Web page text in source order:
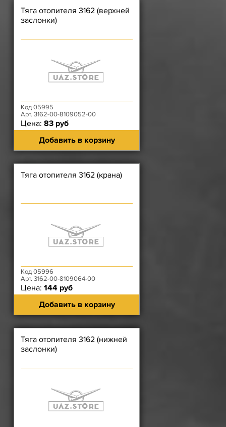
Тяга отопителя 3162 (верхней
заслонки)
Код 05995
Арт. 3162-00-8109052-00
Цена: 83 руб
Добавить в корзину
Тяга отопителя 3162 (крана)
Код 05996
Арт. 3162-00-8109064-00
Цена: 144 руб
Добавить в корзину
Тяга отопителя 3162 (нижней
заслонки)